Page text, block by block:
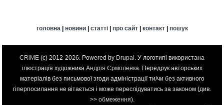
головна| новини| статті| про сайт| контакт| пошук
CRiME (c) 2012-2026. Powered by Drupal . У логотипі використана
ілюстрація художника Андрія Єрмоленка. Передрук авторських
матеріалів без письмової згоди адміністрації ти/чи без активного
гіперпосилання не вітається і може переслідуватись за законом (див.
>> обмеження).